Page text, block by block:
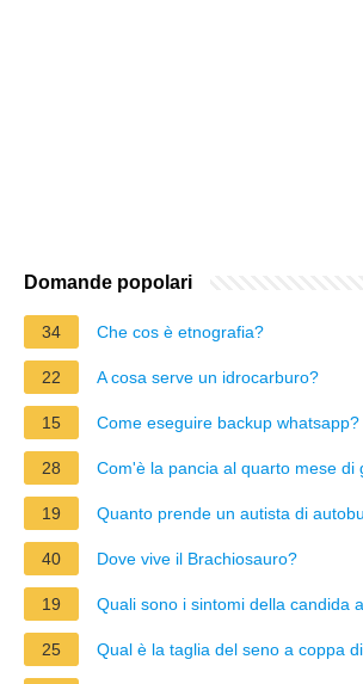
Domande popolari
34 Che cos è etnografia?
22 A cosa serve un idrocarburo?
15 Come eseguire backup whatsapp?
28 Com'è la pancia al quarto mese di
19 Quanto prende un autista di
40 Dove vive il Brachiosauro?
19 Quali sono i sintomi della candida
25 Qual è la taglia del seno a coppa